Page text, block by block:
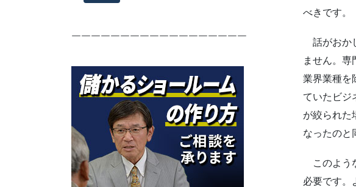
べきです。
話がおか
ません。専
業界業種を
ていたビジ
が絞られた
なったのと
このよう
必要です。
￣￣￣￣￣￣￣￣￣￣￣￣￣￣￣￣￣￣